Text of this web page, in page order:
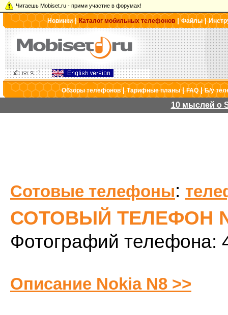
Читаешь Mobiset.ru - прими участие в форумах!
Новинки|Каталог мобильных телефонов |Файлы|
Обзоры телефонов|Тарифные планы|FAQ|Б/у
10 мыслей о
Сотовые телефоны:
СОТОВЫЙ ТЕЛЕФОН
Фотографий телефона:
Описание Nokia N8 >>